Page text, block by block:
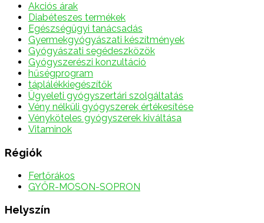
Akciós árak
Diabéteszes termékek
Egészségügyi tanácsadás
Gyermekgyógyászati készítmények
Gyógyászati segédeszközök
Gyógyszerészi konzultáció
hűségprogram
táplálékkiegészítők
Ügyeleti gyógyszertári szolgáltatás
Vény nélküli gyógyszerek értékesítése
Vényköteles gyógyszerek kiváltása
Vitaminok
Régiók
Fertőrákos
GYŐR-MOSON-SOPRON
Helyszín